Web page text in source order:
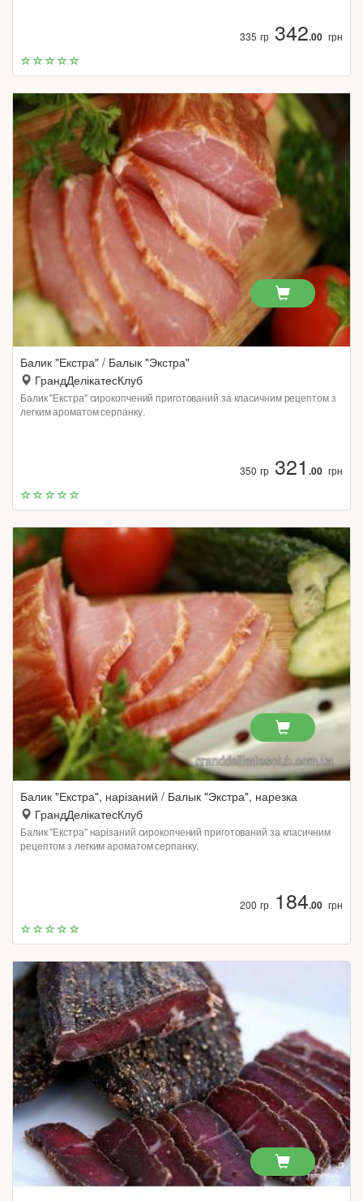
335 гр342.00 грн
Балик "Екстра" / Балык "Экстра"
ГрандДелікатесКлуб
Балик "Екстра" сирокопчений приготований за класичним рецептом з
легким ароматом серпанку.
350 гр321 .00 грн
Балик "Екстра", нарізаний / Балык "Экстра", нарезка
ГрандДелікатесКлуб
Балик "Екстра" нарізаний сирокопчений приготований за класичним
рецептом з легким ароматом серпанку.
200 гр184.00 грн